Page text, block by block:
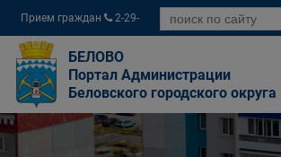
Прием граждан
2-29-
04
БЕЛОВО
Портал Администрации
Беловского городского округа